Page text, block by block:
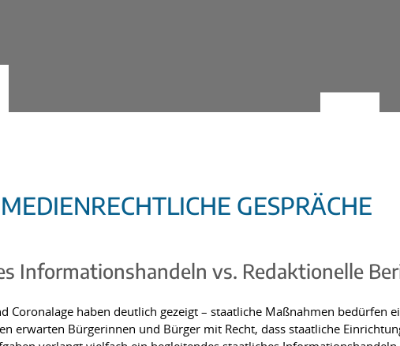
GESPRÄCHE
Informationshandeln vs. Redaktionelle
Coronalage haben deutlich gezeigt – staatliche Maßnahmen
erwarten Bürgerinnen und Bürger mit Recht, dass staatliche